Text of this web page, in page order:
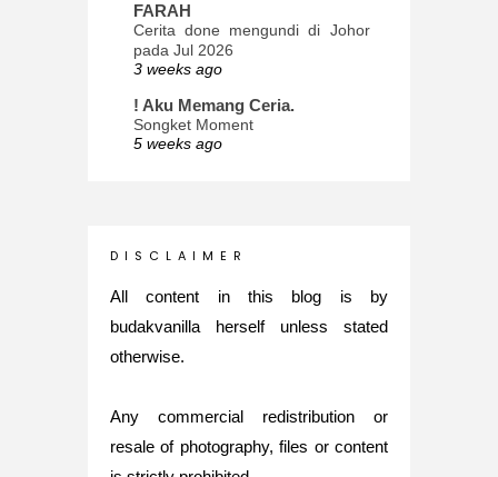
FARAH
Cerita done mengundi di Johor
pada Jul 2026
3 weeks ago
! Aku Memang Ceria.
Songket Moment
5 weeks ago
INTROVERTED GIRL
Glory of Special Forces!
Maria Elena
What's up
Nurul Rasya
Back in Japan for My PhD: 2024
Recap of New Challenge
D I S C L A I M E R
All content in this blog is by
budakvanilla herself unless stated
otherwise.
Any commercial redistribution or
resale of photography, files or content